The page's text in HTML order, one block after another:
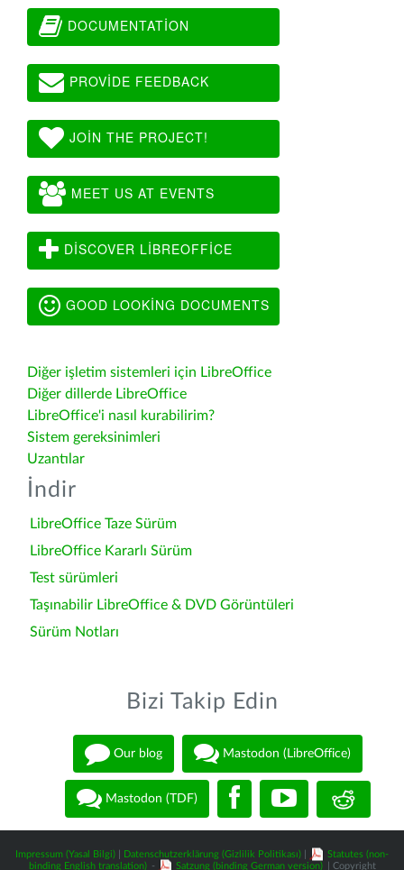
DOCUMENTATION
PROVIDE FEEDBACK
JOIN THE PROJECT!
MEET US AT EVENTS
DISCOVER LIBREOFFICE
GOOD LOOKING DOCUMENTS
Diğer işletim sistemleri için LibreOffice
Diğer dillerde LibreOffice
LibreOffice'i nasıl kurabilirim?
Sistem gereksinimleri
Uzantılar
İndir
LibreOffice Taze Sürüm
LibreOffice Kararlı Sürüm
Test sürümleri
Taşınabilir LibreOffice & DVD Görüntüleri
Sürüm Notları
Bizi Takip Edin
Our blog Mastodon (LibreOffice)
Mastodon (TDF)
Impressum (Yasal Bilgi) Datenschutzerklärung (Gizlilik Politikası)
Statutes (non-
binding English translation) - Satzung (binding German version) | Copyright